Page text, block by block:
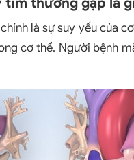
là sự suy yếu của
cơ thể. Người bệnh